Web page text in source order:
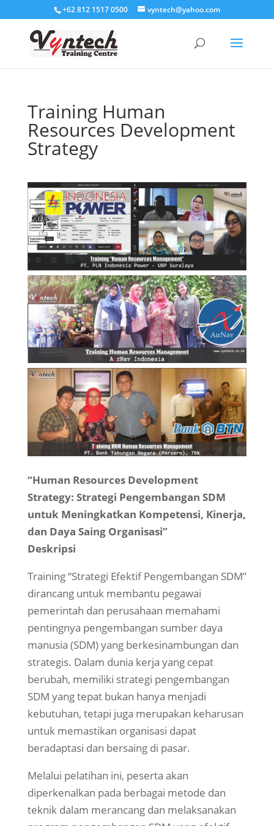
+62 812 1517 0500 vyntech@yahoo.com
Training Human
Resources Development
Strategy
“Human Resources Development
Strategy: Strategi Pengembangan SDM
untuk Meningkatkan Kompetensi, Kinerja,
dan Daya Saing Organisasi”
Deskripsi
Training “Strategi Efektif Pengembangan SDM”
dirancang untuk membantu pegawai
pemerintah dan perusahaan memahami
pentingnya pengembangan sumber daya
manusia (SDM) yang berkesinambungan dan
strategis. Dalam dunia kerja yang cepat
berubah, memiliki strategi pengembangan
SDM yang tepat bukan hanya menjadi
kebutuhan, tetapi juga merupakan keharusan
untuk memastikan organisasi dapat
beradaptasi dan bersaing di pasar.
Melalui pelatihan ini, peserta akan
diperkenalkan pada berbagai metode dan
teknik dalam merancang dan melaksanakan